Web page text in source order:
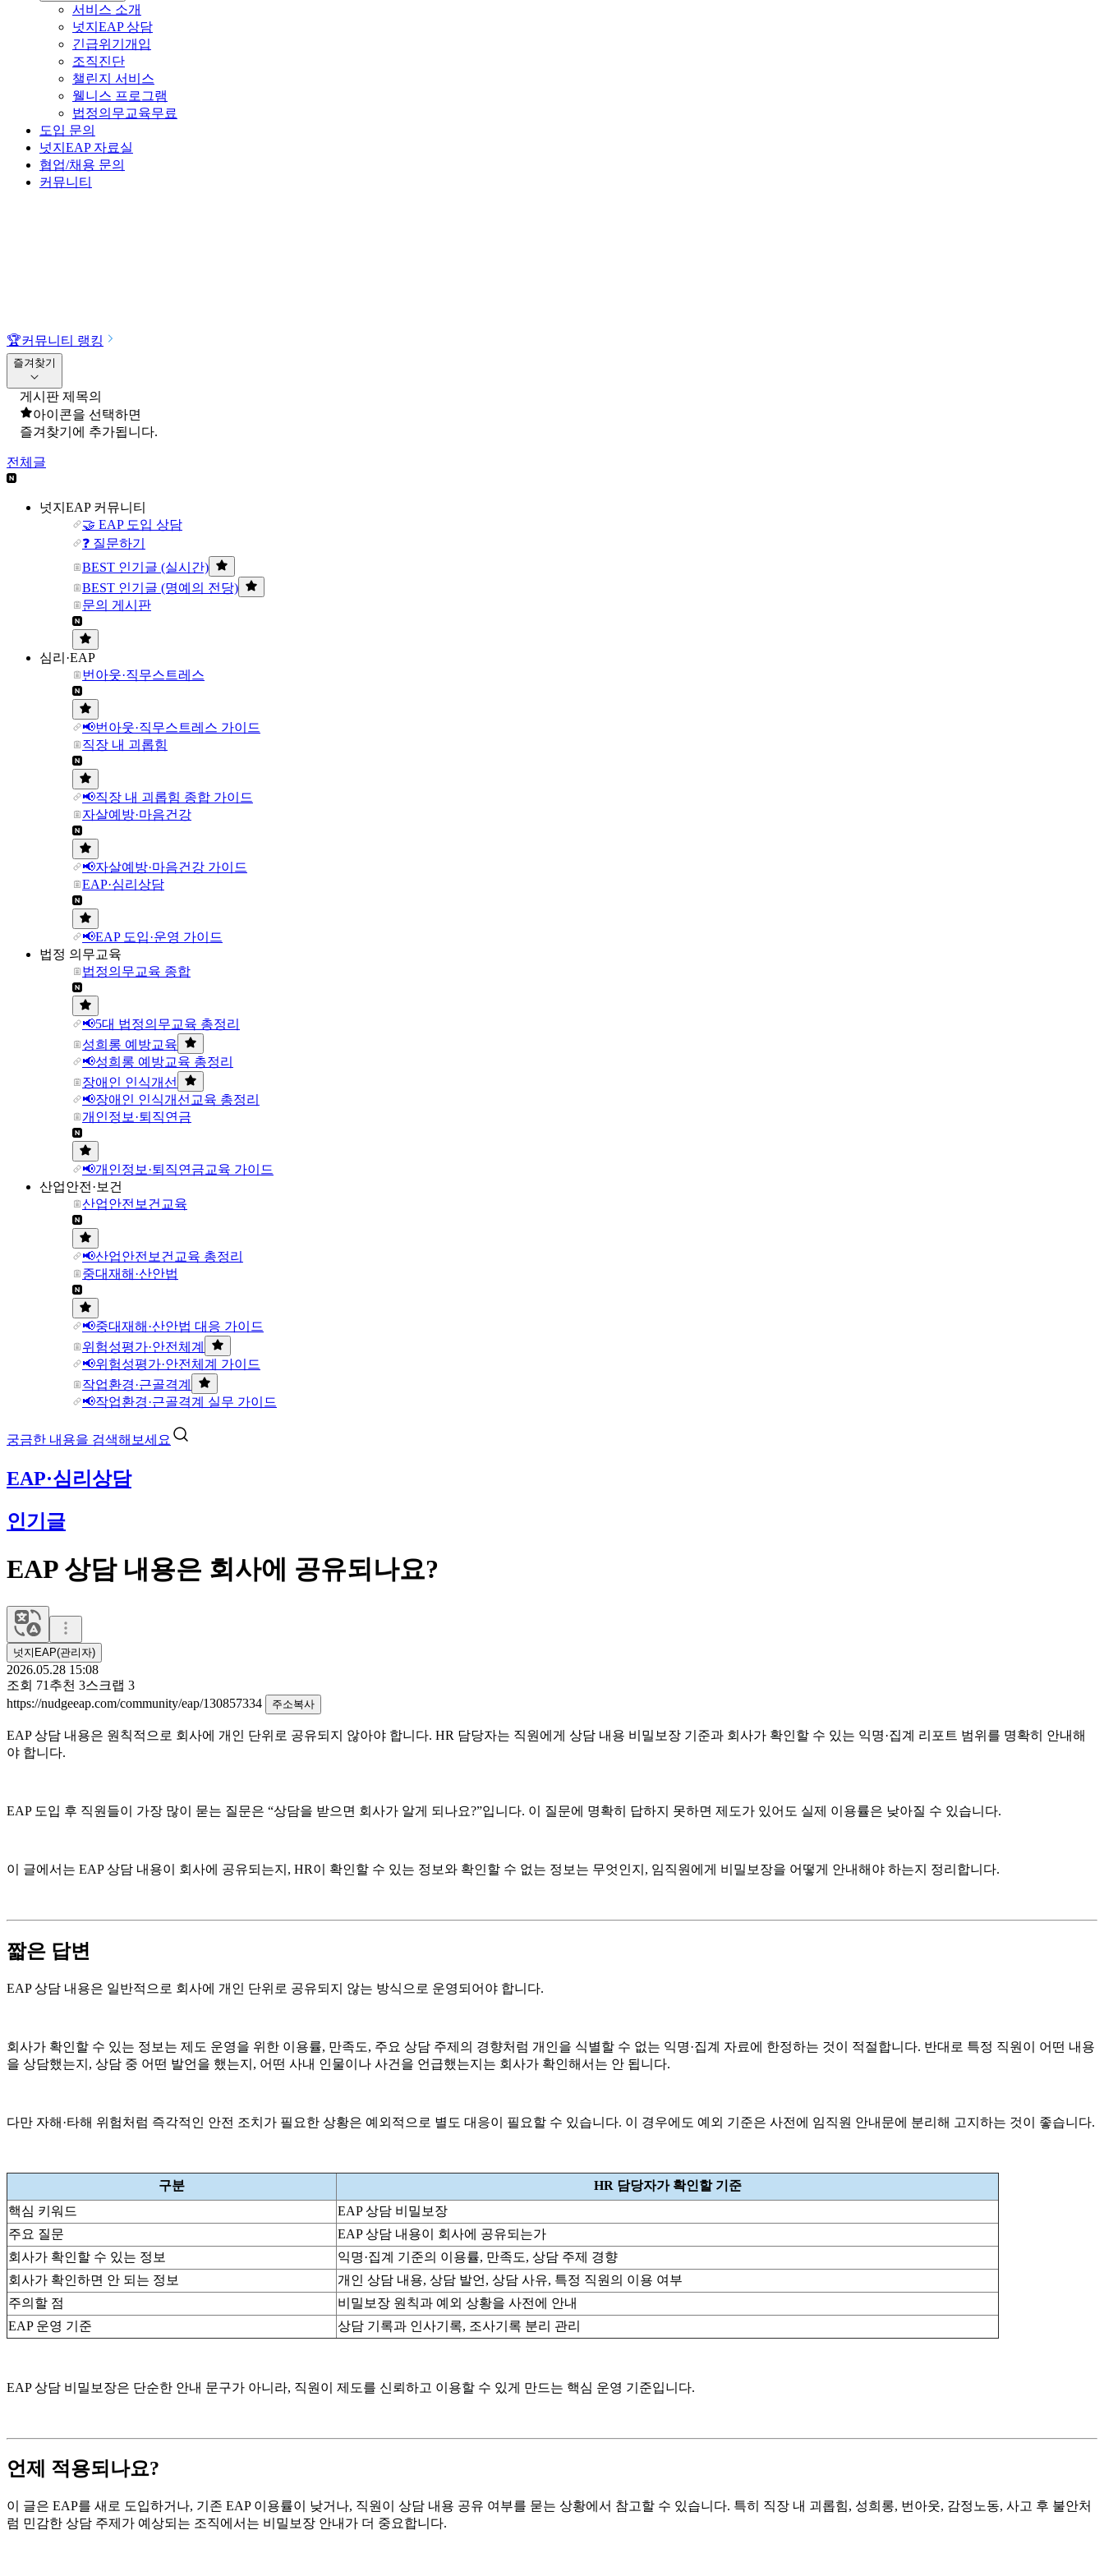
서비스 소개
넛지EAP 상담
긴급위기개입
조직진단
챌린지 서비스
웰니스 프로그램
법정의무교육무료
도입 문의
넛지EAP 자료실
협업/채용 문의
커뮤니티
🏆커뮤니티 랭킹
즐겨찾기
게시판 제목의
아이콘을 선택하면
즐겨찾기에 추가됩니다.
전체글
넛지EAP 커뮤니티
🤝 EAP 도입 상담
❓ 질문하기
BEST 인기글 (실시간)
BEST 인기글 (명예의 전당)
문의 게시판
심리·EAP
번아웃·직무스트레스
📢번아웃·직무스트레스 가이드
직장 내 괴롭힘
📢직장 내 괴롭힘 종합 가이드
자살예방·마음건강
📢자살예방·마음건강 가이드
EAP·심리상담
📢EAP 도입·운영 가이드
법정 의무교육
법정의무교육 종합
📢5대 법정의무교육 총정리
성희롱 예방교육
📢성희롱 예방교육 총정리
장애인 인식개선
📢장애인 인식개선교육 총정리
개인정보·퇴직연금
📢개인정보·퇴직연금교육 가이드
산업안전·보건
산업안전보건교육
📢산업안전보건교육 총정리
중대재해·산안법
📢중대재해·산안법 대응 가이드
위험성평가·안전체계
📢위험성평가·안전체계 가이드
작업환경·근골격계
📢작업환경·근골격계 실무 가이드
궁금한 내용을 검색해보세요
EAP·심리상담
인기글
EAP 상담 내용은 회사에 공유되나요?
넛지EAP(관리자)
2026.05.28 15:08
조회 71 추천 3스크랩 3
https://nudgeeap.com/community/eap/130857334
주소복사
EAP 상담 내용은 원칙적으로 회사에 개인 단위로 공유되지 않아야 합니다. HR 담당자는 직원에게 상담 내용 비밀보장 기준과 회사가 확인할 수 있는 익명·집계 리포트 범위를 명확히 안내해
야 합니다.
EAP 도입 후 직원들이 가장 많이 묻는 질문은 “상담을 받으면 회사가 알게 되나요?”입니다. 이 질문에 명확히 답하지 못하면 제도가 있어도 실제 이용률은 낮아질 수 있습니다.
이 글에서는 EAP 상담 내용이 회사에 공유되는지, HR이 확인할 수 있는 정보와 확인할 수 없는 정보는 무엇인지, 임직원에게 비밀보장을 어떻게 안내해야 하는지 정리합니다.
짧은 답변
EAP 상담 내용은 일반적으로 회사에 개인 단위로 공유되지 않는 방식으로 운영되어야 합니다.
회사가 확인할 수 있는 정보는 제도 운영을 위한 이용률, 만족도, 주요 상담 주제의 경향처럼 개인을 식별할 수 없는 익명·집계 자료에 한정하는 것이 적절합니다. 반대로 특정 직원이 어떤 내용
을 상담했는지, 상담 중 어떤 발언을 했는지, 어떤 사내 인물이나 사건을 언급했는지는 회사가 확인해서는 안 됩니다.
다만 자해·타해 위험처럼 즉각적인 안전 조치가 필요한 상황은 예외적으로 별도 대응이 필요할 수 있습니다. 이 경우에도 예외 기준은 사전에 임직원 안내문에 분리해 고지하는 것이 좋습니다.
구분
HR 담당자가 확인할 기준
핵심 키워드
EAP 상담 비밀보장
주요 질문
EAP 상담 내용이 회사에 공유되는가
회사가 확인할 수 있는 정보
익명·집계 기준의 이용률, 만족도, 상담 주제 경향
회사가 확인하면 안 되는 정보
개인 상담 내용, 상담 발언, 상담 사유, 특정 직원의 이용 여부
주의할 점
비밀보장 원칙과 예외 상황을 사전에 안내
EAP 운영 기준
상담 기록과 인사기록, 조사기록 분리 관리
EAP 상담 비밀보장은 단순한 안내 문구가 아니라, 직원이 제도를 신뢰하고 이용할 수 있게 만드는 핵심 운영 기준입니다.
언제 적용되나요?
이 글은 EAP를 새로 도입하거나, 기존 EAP 이용률이 낮거나, 직원이 상담 내용 공유 여부를 묻는 상황에서 참고할 수 있습니다. 특히 직장 내 괴롭힘, 성희롱, 번아웃, 감정노동, 사고 후 불안처
럼 민감한 상담 주제가 예상되는 조직에서는 비밀보장 안내가 더 중요합니다.